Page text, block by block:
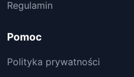
Regulamin
Pomoc
Polityka prywatności